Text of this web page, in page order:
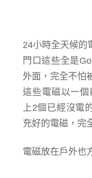
24小時全天候的
門口這些全是
外面，完全不怕
這些電磁以一個
上2個已經沒電
充好的電磁，完
電磁放在戶外也